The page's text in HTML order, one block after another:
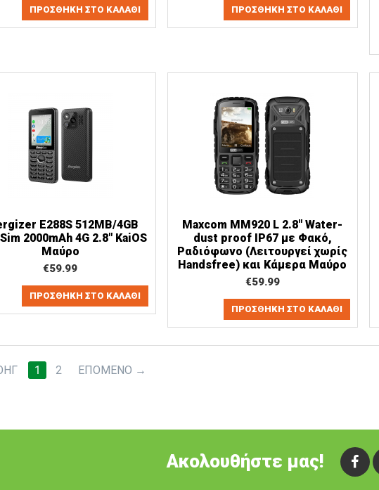
ΠΡΟΣΘΉΚΗ ΣΤΟ ΚΑΛΆΘΙ ΠΡΟΣΘΉΚΗ ΣΤΟ ΚΑΛΆΘΙ
E288S 512MB/4GB
2000mAh 4G 2.8" KaiOS
Μαύρο
€59.99
ΠΡΟΣΘΉΚΗ ΣΤΟ ΚΑΛΆΘΙ
Maxcom MM920 L 2.8" Water-
dust proof IP67 με Φακό,
Ραδιόφωνο (Λειτουργεί χωρίς
Handsfree) και Κάμερα Μαύρο
€59.99
ΠΡΟΣΘΉΚΗ ΣΤΟ ΚΑΛΆΘΙ
1 2 ΕΠΌΜΕΝΟ
Ακολουθήστε μας!